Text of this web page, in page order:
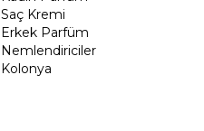
Saç Kremi
Erkek Parfüm
Nemlendiriciler
Kolonya